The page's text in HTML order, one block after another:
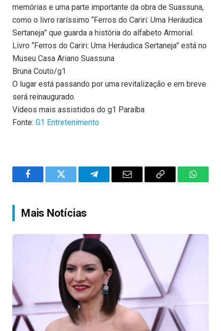
memórias e uma parte importante da obra de Suassuna,
como o livro raríssimo “Ferros do Cariri: Uma Heráudica
Sertaneja” que guarda a história do alfabeto Armorial.
Livro “Ferros do Cariri: Uma Heráudica Sertaneja” está no
Museu Casa Ariano Suassuna
Bruna Couto/g1
O lugar está passando por uma revitalização e em breve
será reinaugurado.
Vídeos mais assistidos do g1 Paraíba
Fonte: G1 Entretenimento
FacebookTwitter TelegramEmail
Copy
Mais Notícias